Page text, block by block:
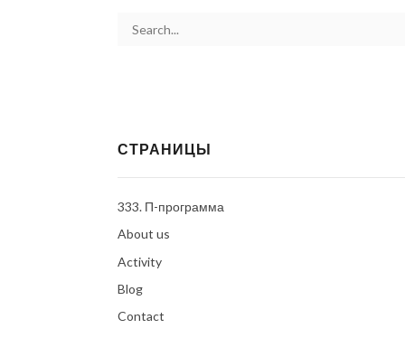
СТРАНИЦЫ
333. П-программа
About us
Activity
Blog
Contact